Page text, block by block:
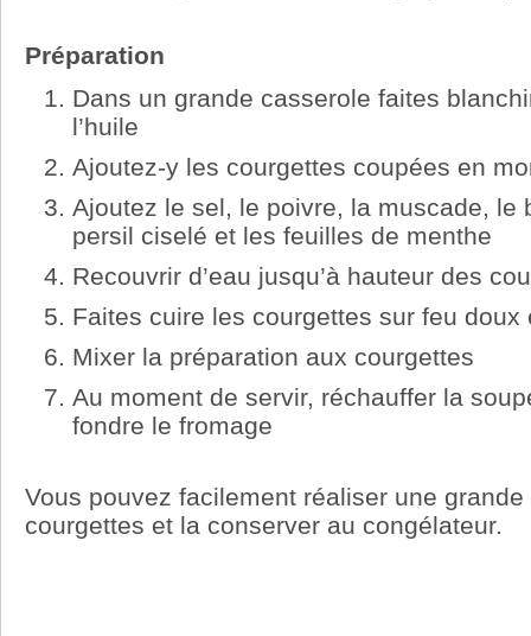
Préparation
Dans un grande casserole faites
l’huile
Ajoutez-y les courgettes coupées en
Ajoutez le sel, le poivre, la muscade, le
persil ciselé et les feuilles de menthe
Recouvrir d’eau jusqu’à hauteur des
Faites cuire les courgettes sur feu
Mixer la préparation aux courgettes
Au moment de servir, réchauffer la
fondre le fromage
Vous pouvez facilement réaliser une
courgettes et la conserver au congélateur.